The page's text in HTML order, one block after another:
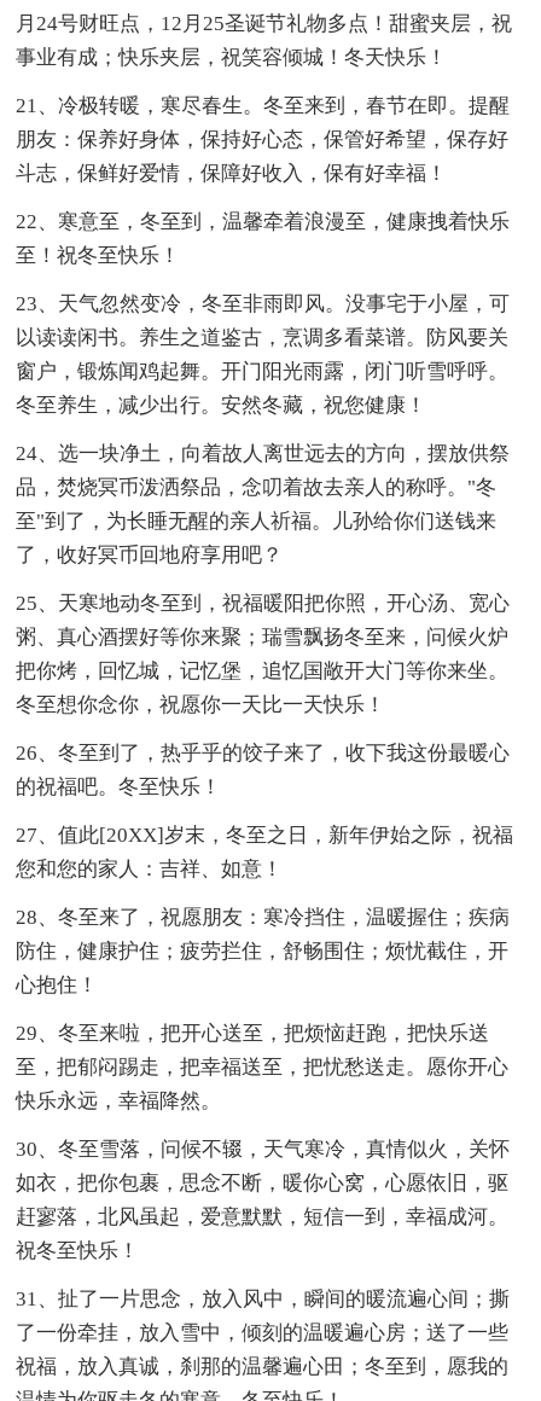
月24号财旺点，12月25圣诞节礼物多点！甜蜜夹层，祝
事业有成；快乐夹层，祝笑容倾城！冬天快乐！
21、冷极转暖，寒尽春生。冬至来到，春节在即。提醒
朋友：保养好身体，保持好心态，保管好希望，保存好
斗志，保鲜好爱情，保障好收入，保有好幸福！
22、寒意至，冬至到，温馨牵着浪漫至，健康拽着快乐
至！祝冬至快乐！
23、天气忽然变冷，冬至非雨即风。没事宅于小屋，可
以读读闲书。养生之道鉴古，烹调多看菜谱。防风要关
窗户，锻炼闻鸡起舞。开门阳光雨露，闭门听雪呼呼。
冬至养生，减少出行。安然冬藏，祝您健康！
24、选一块净土，向着故人离世远去的方向，摆放供祭
品，焚烧冥币泼洒祭品，念叨着故去亲人的称呼。"冬
至"到了，为长睡无醒的亲人祈福。儿孙给你们送钱来
了，收好冥币回地府享用吧？
25、天寒地动冬至到，祝福暖阳把你照，开心汤、宽心
粥、真心酒摆好等你来聚；瑞雪飘扬冬至来，问候火炉
把你烤，回忆城，记忆堡，追忆国敞开大门等你来坐。
冬至想你念你，祝愿你一天比一天快乐！
26、冬至到了，热乎乎的饺子来了，收下我这份最暖心
的祝福吧。冬至快乐！
27、值此[20XX]岁末，冬至之日，新年伊始之际，祝福
您和您的家人：吉祥、如意！
28、冬至来了，祝愿朋友：寒冷挡住，温暖握住；疾病
防住，健康护住；疲劳拦住，舒畅围住；烦忧截住，开
心抱住！
29、冬至来啦，把开心送至，把烦恼赶跑，把快乐送
至，把郁闷踢走，把幸福送至，把忧愁送走。愿你开心
快乐永远，幸福降然。
30、冬至雪落，问候不辍，天气寒冷，真情似火，关怀
如衣，把你包裹，思念不断，暖你心窝，心愿依旧，驱
赶寥落，北风虽起，爱意默默，短信一到，幸福成河。
祝冬至快乐！
31、扯了一片思念，放入风中，瞬间的暖流遍心间；撕
了一份牵挂，放入雪中，倾刻的温暖遍心房；送了一些
祝福，放入真诚，刹那的温馨遍心田；冬至到，愿我的